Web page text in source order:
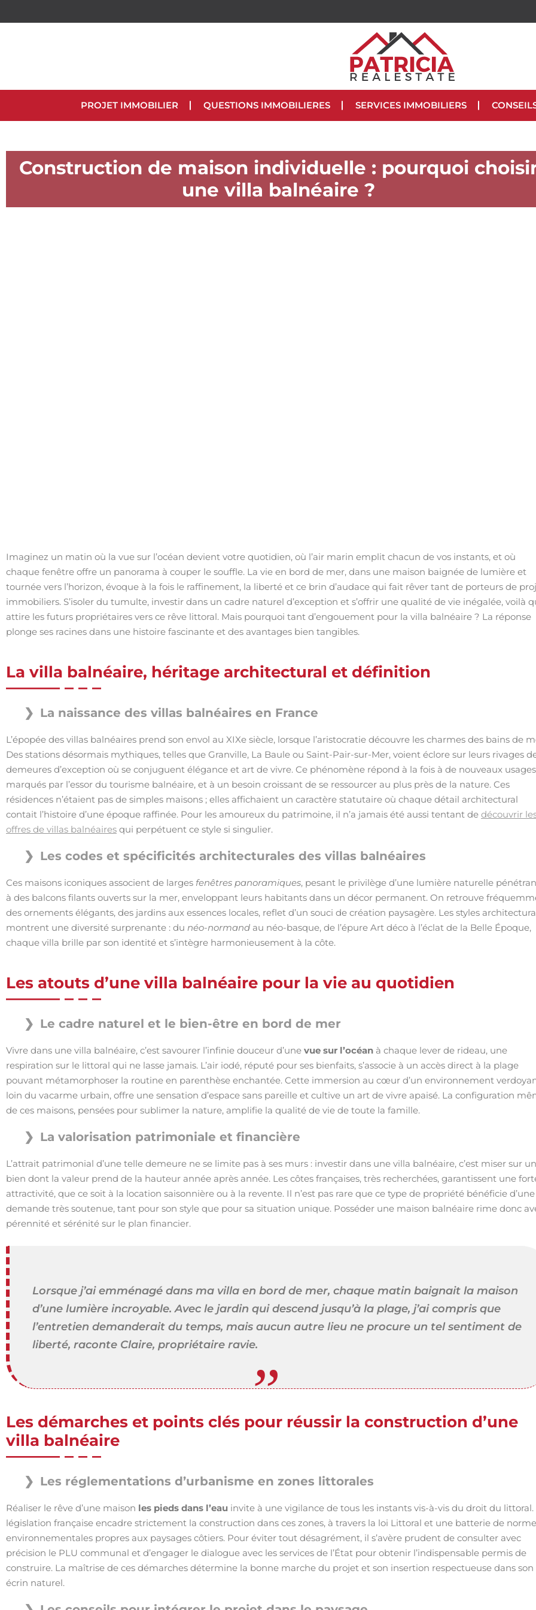
PROJET IMMOBILIER QUESTIONS IMMOBILIERES SERVICES IMMOBILIERS
Construction de maison individuelle : pourquoi
une villa balnéaire ?
Imaginez un matin où la vue sur l’océan devient votre quotidien, où l’air marin emplit chacun de vos instants, et où
chaque fenêtre offre un panorama à couper le souffle. La vie en bord de mer, dans une maison baignée de lumière et
tournée vers l’horizon, évoque à la fois le raffinement, la liberté et ce brin d’audace qui fait rêver tant de porteurs de
immobiliers. S’isoler du tumulte, investir dans un cadre naturel d’exception et s’offrir une qualité de vie inégalée, voilà
attire les futurs propriétaires vers ce rêve littoral. Mais pourquoi tant d’engouement pour la villa balnéaire ? La réponse
plonge ses racines dans une histoire fascinante et des avantages bien tangibles.
La villa balnéaire, héritage architectural et définition
La naissance des villas balnéaires en France
L’épopée des villas balnéaires prend son envol au XIXe siècle, lorsque l’aristocratie découvre les charmes des bains de
Des stations désormais mythiques, telles que Granville, La Baule ou Saint-Pair-sur-Mer, voient éclore sur leurs rivages
demeures d’exception où se conjuguent élégance et art de vivre. Ce phénomène répond à la fois à de nouveaux
marqués par l’essor du tourisme balnéaire, et à un besoin croissant de se ressourcer au plus près de la nature. Ces
résidences n’étaient pas de simples maisons ; elles affichaient un caractère statutaire où chaque détail architectural
contait l’histoire d’une époque raffinée. Pour les amoureux du patrimoine, il n’a jamais été aussi tentant de découvrir
offres de villas balnéaires qui perpétuent ce style si singulier.
Les codes et spécificités architecturales des villas balnéaires
Ces maisons iconiques associent de larges fenêtres panoramiques, pesant le privilège d’une lumière naturelle
à des balcons filants ouverts sur la mer, enveloppant leurs habitants dans un décor permanent. On retrouve
des ornements élégants, des jardins aux essences locales, reflet d’un souci de création paysagère. Les styles
montrent une diversité surprenante : du néo-normand au néo-basque, de l’épure Art déco à l’éclat de la Belle Époque,
chaque villa brille par son identité et s’intègre harmonieusement à la côte.
Les atouts d’une villa balnéaire pour la vie au quotidien
Le cadre naturel et le bien-être en bord de mer
Vivre dans une villa balnéaire, c’est savourer l’infinie douceur d’une vue sur l’océan à chaque lever de rideau, une
respiration sur le littoral qui ne lasse jamais. L’air iodé, réputé pour ses bienfaits, s’associe à un accès direct à la plage
pouvant métamorphoser la routine en parenthèse enchantée. Cette immersion au cœur d’un environnement
loin du vacarme urbain, offre une sensation d’espace sans pareille et cultive un art de vivre apaisé. La configuration
de ces maisons, pensées pour sublimer la nature, amplifie la qualité de vie de toute la famille.
La valorisation patrimoniale et financière
L’attrait patrimonial d’une telle demeure ne se limite pas à ses murs : investir dans une villa balnéaire, c’est miser sur un
bien dont la valeur prend de la hauteur année après année. Les côtes françaises, très recherchées, garantissent une
attractivité, que ce soit à la location saisonnière ou à la revente. Il n’est pas rare que ce type de propriété bénéficie d’une
demande très soutenue, tant pour son style que pour sa situation unique. Posséder une maison balnéaire rime donc
pérennité et sérénité sur le plan financier.
Lorsque j’ai emménagé dans ma villa en bord de mer, chaque matin baignait la maison
d’une lumière incroyable. Avec le jardin qui descend jusqu’à la plage, j’ai compris que
l’entretien demanderait du temps, mais aucun autre lieu ne procure un tel sentiment de
liberté, raconte Claire, propriétaire ravie.
Les démarches et points clés pour réussir la construction d’une
villa balnéaire
Les réglementations d’urbanisme en zones littorales
Réaliser le rêve d’une maison les pieds dans l’eau invite à une vigilance de tous les instants vis-à-vis du droit du littoral.
législation française encadre strictement la construction dans ces zones, à travers la loi Littoral et une batterie de
environnementales propres aux paysages côtiers. Pour éviter tout désagrément, il s’avère prudent de consulter avec
précision le PLU communal et d’engager le dialogue avec les services de l’État pour obtenir l’indispensable permis de
construire. La maîtrise de ces démarches détermine la bonne marche du projet et son insertion respectueuse dans son
écrin naturel.